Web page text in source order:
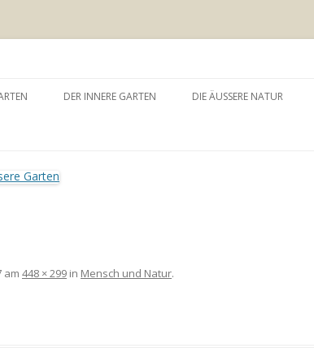
Inhalt
DER INNERE GARTEN DIE ÄUSSERE NATUR
am 448 × 299 in Mensch und Natur.